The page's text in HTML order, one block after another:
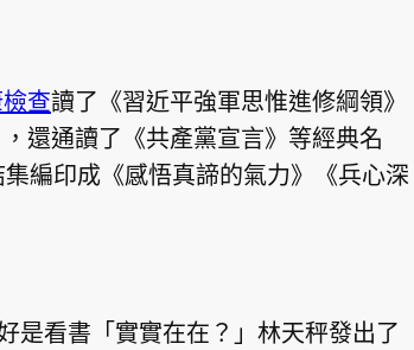
查讀了《習近平強軍思惟進修綱領》
還通讀了《共產黨宣言》等經典名
編印成《感悟真諦的氣力》《兵心深
看書「實實在在？」林天秤發出了